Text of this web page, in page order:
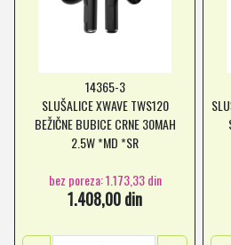
14365-3
SLUŠALICE XWAVE TWS120
BEŽIČNE BUBICE CRNE 30MAH
2.5W *MD *SR
bez poreza: 1.173,33 din
1.408,00 din